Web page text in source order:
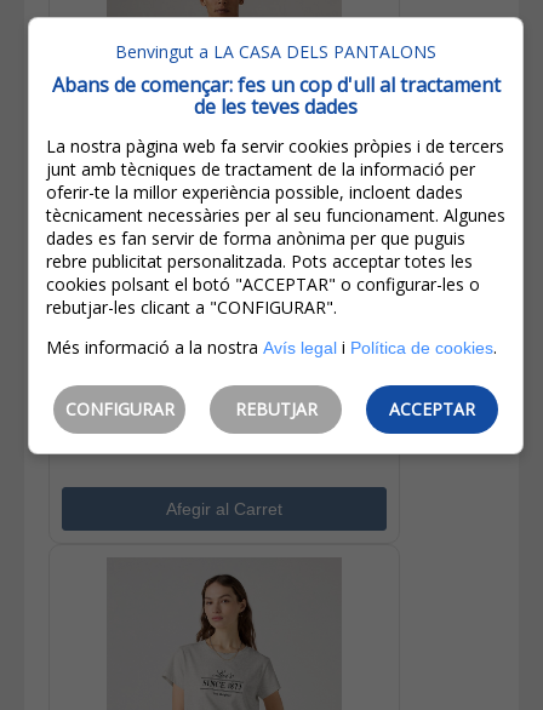
25,00€
20,00€
IVA inclòs
Levi's® Samarreta D'home De M/c
56605-0300 Bordeus
Benvingut a LA CASA DELS PANTALONS
Abans de començar: fes un cop d'ull al tractament
de les teves dades
La nostra pàgina web fa servir cookies pròpies i de tercers
junt amb tècniques de tractament de la informació per
oferir-te la millor experiència possible, incloent dades
tècnicament necessàries per al seu funcionament. Algunes
dades es fan servir de forma anònima per que puguis
rebre publicitat personalitzada. Pots acceptar totes les
cookies polsant el botó "ACCEPTAR" o configurar-les o
rebutjar-les clicant a "CONFIGURAR".
Més informació a la nostra Avís legali Política de cookies.
CONFIGURAR REBUTJAR ACCEPTAR